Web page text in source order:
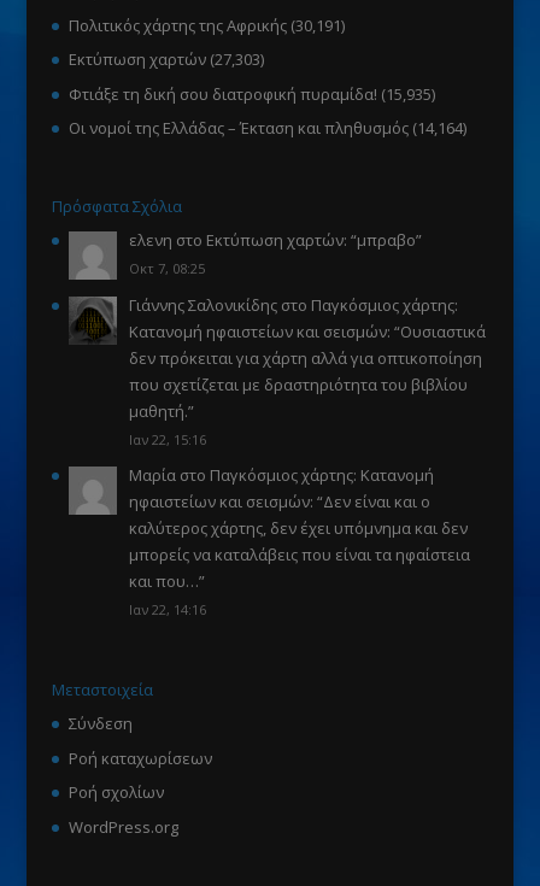
Πολιτικός χάρτης της Αφρικής (30,191)
Εκτύπωση χαρτών (27,303)
Φτιάξε τη δική σου διατροφική πυραμίδα! (15,935)
Οι νομοί της Ελλάδας – Έκταση και πληθυσμός (14,164)
Πρόσφατα Σχόλια
ελενη στο Εκτύπωση χαρτών: “μπραβο”
Οκτ 7, 08:25
Γιάννης Σαλονικίδηςστο Παγκόσμιος χάρτης:
Κατανομή ηφαιστείων και σεισμών: “Ουσιαστικά
δεν πρόκειται για χάρτη αλλά για οπτικοποίηση
που σχετίζεται με δραστηριότητα του βιβλίου
μαθητή.”
Ιαν 22, 15:16
Μαρίαστο Παγκόσμιος χάρτης: Κατανομή
ηφαιστείων και σεισμών: “Δεν είναι και ο
καλύτερος χάρτης, δεν έχει υπόμνημα και δεν
μπορείς να καταλάβεις που είναι τα ηφαίστεια
και που…”
Ιαν 22, 14:16
Μεταστοιχεία
Σύνδεση
Ροή καταχωρίσεων
Ροή σχολίων
WordPress.org